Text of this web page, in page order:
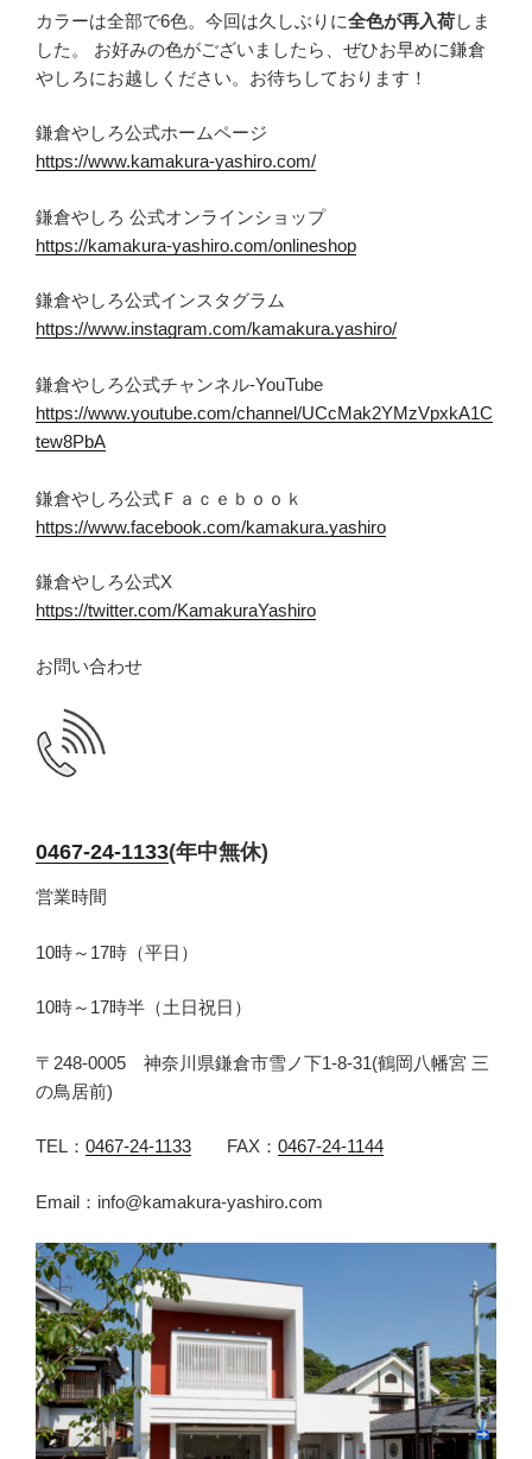
カラーは全部で6色。今回は久しぶりに全色が再入荷しま
した。 お好みの色がございましたら、ぜひお早めに鎌倉
やしろにお越しください。お待ちしております！
鎌倉やしろ公式ホームページ
https://www.kamakura-yashiro.com/
鎌倉やしろ 公式オンラインショップ
https://kamakura-yashiro.com/onlineshop
鎌倉やしろ公式インスタグラム
https://www.instagram.com/kamakura.yashiro/
鎌倉やしろ公式チャンネル-YouTube
https://www.youtube.com/channel/UCcMak2YMzVpxkA1C
tew8PbA
鎌倉やしろ公式Ｆａｃｅｂｏｏｋ
https://www.facebook.com/kamakura.yashiro
鎌倉やしろ公式X
https://twitter.com/KamakuraYashiro
お問い合わせ
0467-24-1133(年中無休)
営業時間
10時～17時（平日）
10時～17時半（土日祝日）
〒248-0005 神奈川県鎌倉市雪ノ下1-8-31(鶴岡八幡宮 三
の鳥居前)
TEL： 0467-24-1133 FAX： 0467-24-1144
Email：info@kamakura-yashiro.com